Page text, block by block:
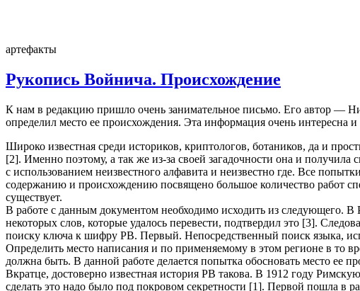
артефакты
Рукопись Войнича. Происхождение
К нам в редакцию пришло очень занимательное письмо. Его автор —
определил место ее происхождения. Эта информация очень интересна
Широко известная среди историков, криптологов, ботаников, да и
[2]. Именно поэтому, а так же из-за своей загадочности она и
с использованием неизвестного алфавита и неизвестно где. Все
содержанию и происхождению посвящено большое количество работ
существует.
В работе с данным документом необходимо исходить из следующего.
некоторых слов, которые удалось перевести, подтвердил это [3].
поиску ключа к шифру РВ. Первый. Непосредственный поиск языка,
Определить место написания и по применяемому в этом регионе в то
должна быть. В данной работе делается попытка обосновать место
Вкратце, достоверно известная история РВ такова. В 1912 году
сделать это надо было под покровом секретности [1]. Первой пошла